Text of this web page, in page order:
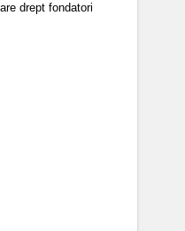
drept fondatori